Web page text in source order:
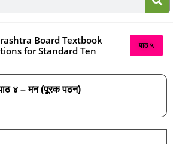
Board Textbook
for Standard Ten
पाठ ५
४ – मन (पूरक पठन)